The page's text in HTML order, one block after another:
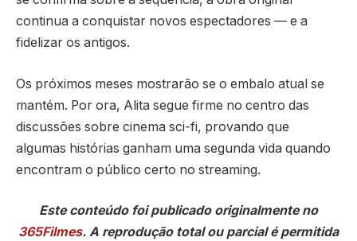
continua a conquistar novos espectadores — e a
fidelizar os antigos.
Os próximos meses mostrarão se o embalo atual se
mantém. Por ora, Alita segue firme no centro das
discussões sobre cinema sci-fi, provando que
algumas histórias ganham uma segunda vida quando
encontram o público certo no streaming.
Este conteúdo foi publicado originalmente no
365Filmes. A reprodução total ou parcial é permitida